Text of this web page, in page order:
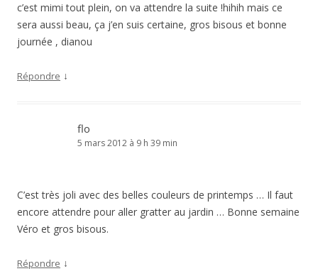
c’est mimi tout plein, on va attendre la suite !hihih mais ce
sera aussi beau, ça j’en suis certaine, gros bisous et bonne
journée , dianou
Répondre ↓
flo
5 mars 2012 à 9 h 39 min
C’est très joli avec des belles couleurs de printemps … Il faut
encore attendre pour aller gratter au jardin … Bonne semaine
Véro et gros bisous.
Répondre ↓